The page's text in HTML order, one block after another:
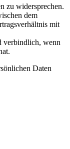
zu widersprechen.
dem
mit
verbindlich, wenn
Daten